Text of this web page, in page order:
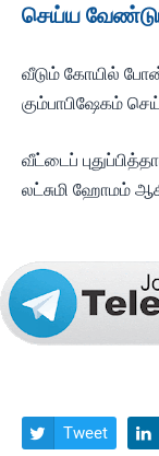
செய்ய
வீடும் கோயில்
கும்பாபிஷேகம்
வீட்டைப்
லட்சுமி ஹோமம்
 Tweet 